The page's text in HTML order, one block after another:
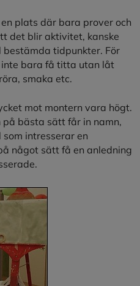
plats där bara prover och
det blir aktivitet, kanske
tidpunkter. För
bara få titta utan låt
smaka etc.
mot montern vara högt.
bästa sätt får in namn,
intresserar en
något sätt få en anledning